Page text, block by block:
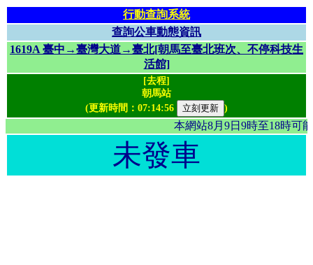
行動查詢系統
查詢公車動態資訊
1619A 臺中→臺灣大道→臺北[朝馬至臺北班次、不停科技生
活館]
[去程]
朝馬站
(更新時間： 07:14:56 )
本網站8月9日9時至18
未發車